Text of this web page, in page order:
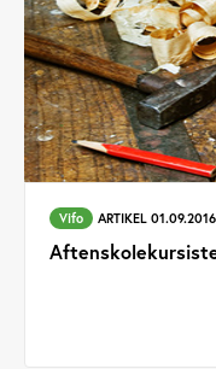
Vifo ARTIKEL 01.09.2016